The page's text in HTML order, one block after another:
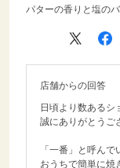
パターの香りと塩の
店舗からの回答
日頃より数あるシ
誠にありがとうご
「一番」と呼ん
おうちで簡単に焼